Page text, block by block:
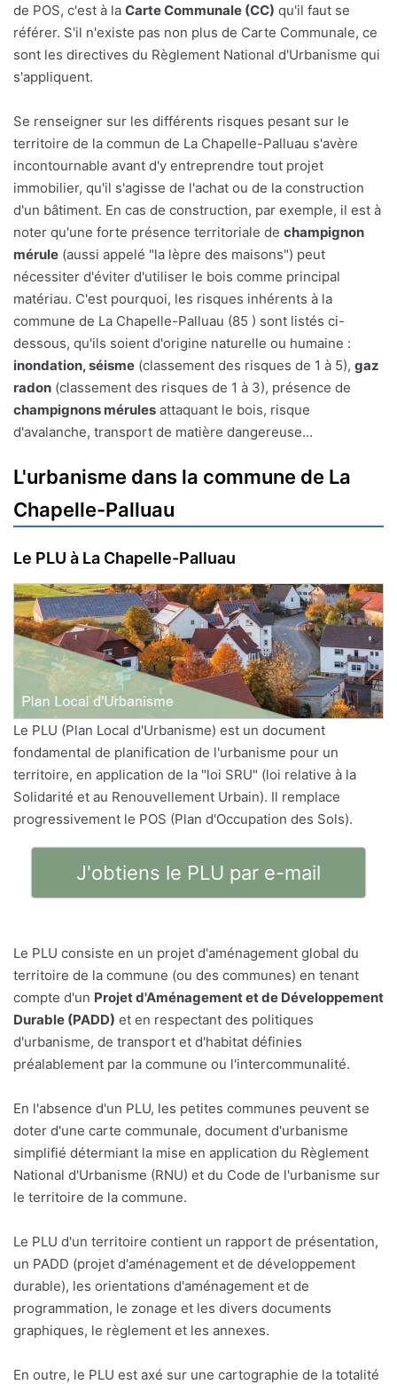
de POS, c'est à la Carte Communale (CC) qu'il faut se
référer. S'il n'existe pas non plus de Carte Communale, ce
sont les directives du Règlement National d'Urbanisme qui
s'appliquent.
Se renseigner sur les différents risques pesant sur le
territoire de la commun de La Chapelle-Palluau s'avère
incontournable avant d'y entreprendre tout projet
immobilier, qu'il s'agisse de l'achat ou de la construction
d'un bâtiment. En cas de construction, par exemple, il est à
noter qu'une forte présence territoriale de champignon
mérule (aussi appelé "la lèpre des maisons") peut
nécessiter d'éviter d'utiliser le bois comme principal
matériau. C'est pourquoi, les risques inhérents à la
commune de La Chapelle-Palluau (85 ) sont listés ci-
dessous, qu'ils soient d'origine naturelle ou humaine :
inondation, séisme (classement des risques de 1 à 5), gaz
radon (classement des risques de 1 à 3), présence de
champignons mérules attaquant le bois, risque
d'avalanche, transport de matière dangereuse...
L'urbanisme dans la commune de La
Chapelle-Palluau
Le PLU à La Chapelle-Palluau
Le PLU (Plan Local d'Urbanisme) est un document
fondamental de planification de l'urbanisme pour un
territoire, en application de la "loi SRU" (loi relative à la
Solidarité et au Renouvellement Urbain). Il remplace
progressivement le POS (Plan d'Occupation des Sols).
J'obtiens le PLU par e-mail
Le PLU consiste en un projet d'aménagement global du
territoire de la commune (ou des communes) en tenant
compte d'un Projet d'Aménagement et de Développement
Durable (PADD) et en respectant des politiques
d'urbanisme, de transport et d'habitat définies
préalablement par la commune ou l'intercommunalité.
En l'absence d'un PLU, les petites communes peuvent se
doter d'une carte communale, document d'urbanisme
simplifié détermiant la mise en application du Règlement
National d'Urbanisme (RNU) et du Code de l'urbanisme sur
le territoire de la commune.
Le PLU d'un territoire contient un rapport de présentation,
un PADD (projet d'aménagement et de développement
durable), les orientations d'aménagement et de
programmation, le zonage et les divers documents
graphiques, le règlement et les annexes.
En outre, le PLU est axé sur une cartographie de la totalité